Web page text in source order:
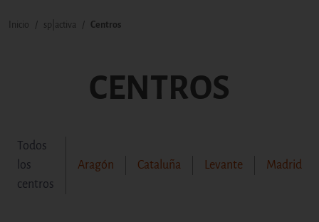
RUTA DE
Inicio sp|activa Centros
CENTROS
Todos
los
centros
Aragón Cataluña Levante Madrid